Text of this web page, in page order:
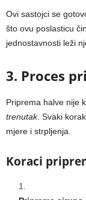
Ovi sastojci se
što ovu poslasticu
jednostavnosti leži
3. Proces
Priprema halve nije
trenutak. Svaki
mjere i strpljenja.
Koraci